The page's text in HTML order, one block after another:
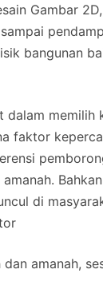
Gambar
bangunan
dalam memilih
faktor
di
amanah,